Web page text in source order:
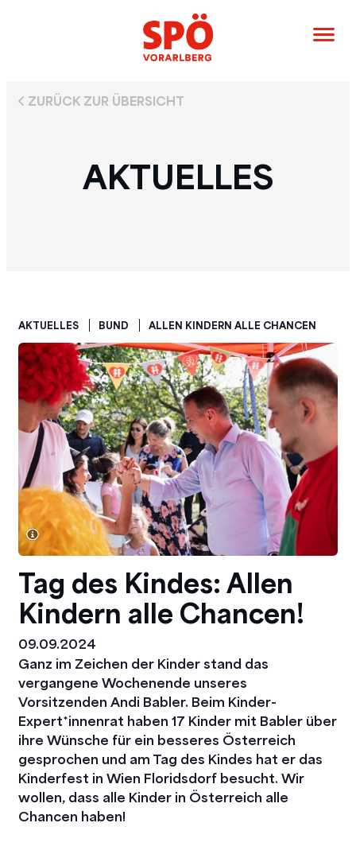
ZURÜCK ZUR ÜBERSICHT
AKTUELLES
AKTUELLES BUND ALLEN KINDERN ALLE CHANCEN
Tag des Kindes: Allen
Kindern alle Chancen!
09.09.2024
Ganz im Zeichen der Kinder stand das
vergangene Wochenende unseres
Vorsitzenden Andi Babler. Beim Kinder-
Expert*innenrat haben 17 Kinder mit Babler über
ihre Wünsche für ein besseres Österreich
gesprochen und am Tag des Kindes hat er das
Kinderfest in Wien Floridsdorf besucht. Wir
wollen, dass alle Kinder in Österreich alle
Chancen haben!